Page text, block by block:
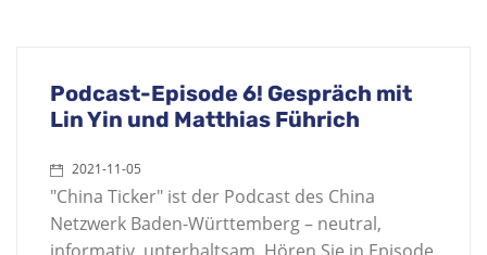
Podcast-Episode 6! Gespräch mit
Lin Yin und Matthias Führich
2021-11-05
"China Ticker" ist der Podcast des China
Netzwerk Baden-Württemberg – neutral,